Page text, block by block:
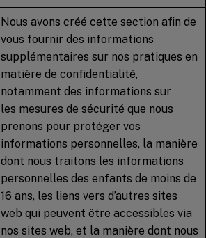
Nous avons créé cette section afin de
vous fournir des informations
supplémentaires sur nos pratiques en
matière de confidentialité,
notamment des informations sur
les mesures de sécurité que nous
prenons pour protéger vos
informations personnelles, la manière
dont nous traitons les informations
personnelles des enfants de moins de
16 ans, les liens vers d’autres sites
web qui peuvent être accessibles via
nos sites web, et la manière dont nous